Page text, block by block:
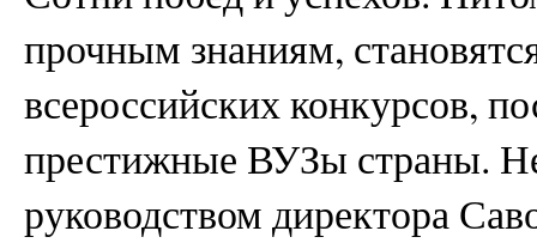
прочным знаниям,
всероссийских конкурсов,
престижные ВУЗы страны.
руководством директора